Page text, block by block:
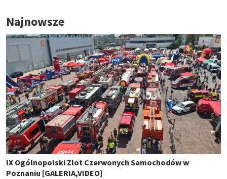
Najnowsze
IX Ogólnopolski Zlot Czerwonych Samochodów w
Poznaniu [GALERIA,VIDEO]